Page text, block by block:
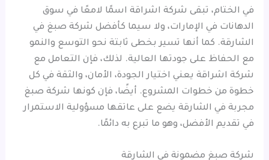
في الختام، تبقى شركة اشراقة اسمًا لامعًا في سوق
الدهانات في الإمارات، ولا سيما كأفضل شركة صبغ في
الشارقة. كما أنها تسير بخطى ثابتة نحو التوسع والنمو
مع الحفاظ على جودتها العالية. لذلك، فإن التعامل مع
شركة اشراقة يعني اختيار الجودة، الأمان، والثقة في كل
خطوة من خطوات المشروع. أيضًا، فإن كونها شركة صبغ
مجربة في الشارقة يضع على عاتقها مسؤولية الاستمرار
في تقديم الأفضل، وهو ما تبرع به دائمًا.
شركة صبغ مضمونة في الشارقة